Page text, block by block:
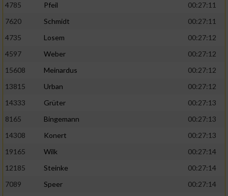
4785
Pfeil
00:27:11
7620
Schmidt
00:27:11
4735
Losem
00:27:12
4597
Weber
00:27:12
15608
Meinardus
00:27:12
13815
Urban
00:27:12
14333
Grüter
00:27:13
8165
Bingemann
00:27:13
14308
Konert
00:27:13
19165
Wilk
00:27:14
12185
Steinke
00:27:14
7089
Speer 00:27:14